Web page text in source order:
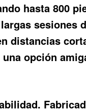
hasta 800
sesiones
distancias
opción